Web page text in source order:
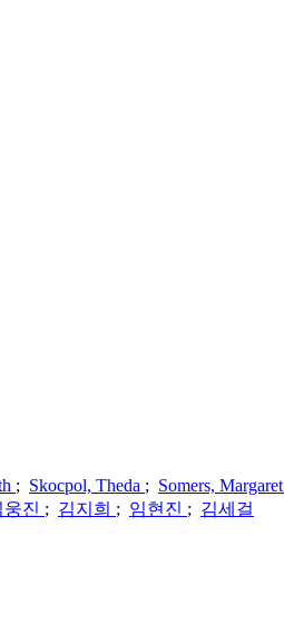
; Skocpol, Theda ; Somers, Margaret
웅진 ; 김지희 ; 임현진 ; 김세걸